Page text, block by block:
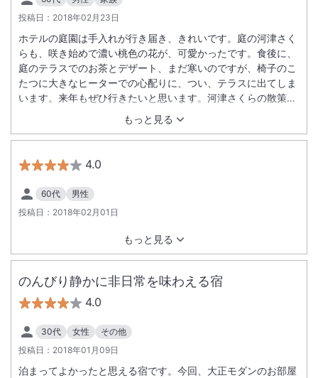
投稿日： 2018年02月23日
もっと見る
ホテルの庭園は手入れが行き届き、きれいです。庭の河津さく
らも、咲き始めで濃い桃色の花が、可愛かったです。食後に、
庭のテラスでのお茶とデザート、まだ寒いのですが、椅子のこ
たつに大きなヒーターでの心配りに、つい、テラスに出てしま
います。来年もぜひ行きたいと思います。河津さくらの散策コ
ースもとても近くゆったりした時間を過ごすことができまし
4.0
60代
男性
投稿日： 2018年02月01日
もっと見る
のんびり静かに非日常を味わえる宿
4.0
30代 女性
その他
投稿日： 2018年01月09日
泊まってよかったと思える宿です。今回、大正モダンのお部屋